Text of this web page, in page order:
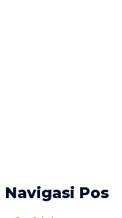
Navigasi Pos